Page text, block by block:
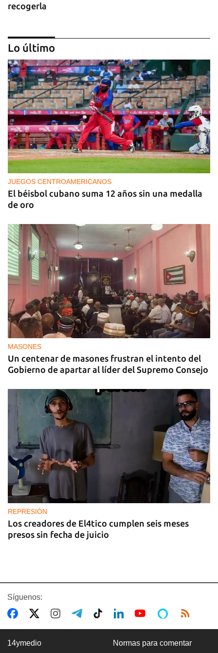
recogerla
25N
Pese al subregistro de los datos oficiales, Cuba
tiene una alta incidencia de feminicidios
Lo último
JUEGOS CENTROAMERICANOS
El béisbol cubano suma 12 años sin una medalla
de oro
MASONES
Un centenar de masones frustran el intento del
Gobierno de apartar al líder del Supremo Consejo
REPRESIÓN
Los creadores de El4tico cumplen seis meses
presos sin fecha de juicio
Síguenos:
14ymedio Normas para comentar